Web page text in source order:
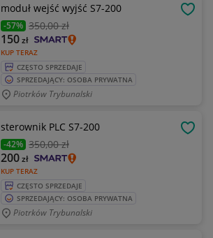
moduł wejść wyjść S7-200
-57% 350,00 zł
KUP TERAZ
150zł
CZĘSTO SPRZEDAJE
SPRZEDAJĄCY: OSOBA PRYWATNA
Piotrków Trybunalski
sterownik PLC S7-200
-42% 350,00 zł
KUP TERAZ
200zł
CZĘSTO SPRZEDAJE
SPRZEDAJĄCY: OSOBA PRYWATNA
Piotrków Trybunalski